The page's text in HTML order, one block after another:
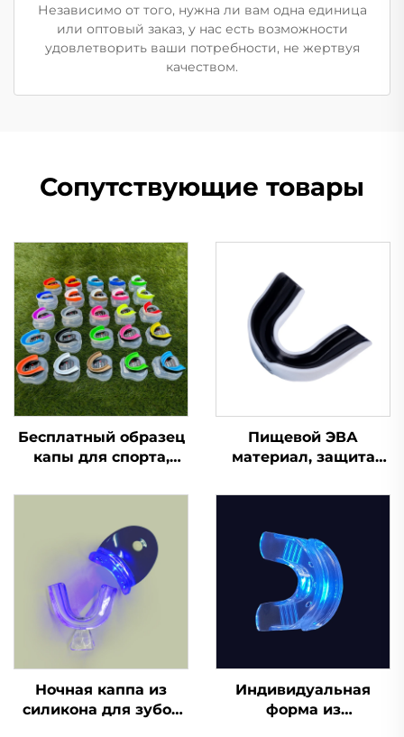
Независимо от того, нужна ли вам одна единица
или оптовый заказ, у нас есть возможности
удовлетворить ваши потребности, не жертвуя
качеством.
Сопутствующие товары
Бесплатный образец
капы для спорта,
детская насадка,
двухцветная ЭВА
капа для брекетов,
для ММА, бокса
Пищевой ЭВА
материал, защита
брекетов, боксерская
защитные
спортивные капы для
зубов
Ночная каппа из
силикона для зубов
Индивидуальная
форма из